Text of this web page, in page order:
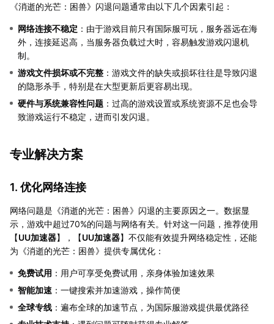
《消逝的光芒：困兽》闪退问题通常由以下几个因素引起：
网络连接不稳定 ：由于游戏目前只有国际服可玩，服务器远在海
外，连接延迟高，当服务器负载过大时，容易触发游戏闪退机
制。
游戏文件损坏或不完整 ：游戏文件的缺失或损坏往往是导致闪退
的隐形杀手，特别是在大型更新后更容易出现。
硬件与系统兼容性问题 ：过高的游戏设置或系统资源不足也会导
致游戏运行不稳定，进而引发闪退。
专业解决方案
1. 优化网络连接
网络问题是《消逝的光芒：困兽》闪退的主要原因之一。数据显
示，游戏中超过70%的问题与网络有关。针对这一问题，推荐使用
【UU加速器】，【UU加速器】不仅能有效提升网络稳定性，还能
为《消逝的光芒：困兽》提供专属优化：
免费试用 ：用户可享受免费试用，亲身体验加速效果
智能加速 ：一键搜索并加速游戏，操作简便
全球专线 ：遍布全球的加速节点，为国际服游戏提供最优路径